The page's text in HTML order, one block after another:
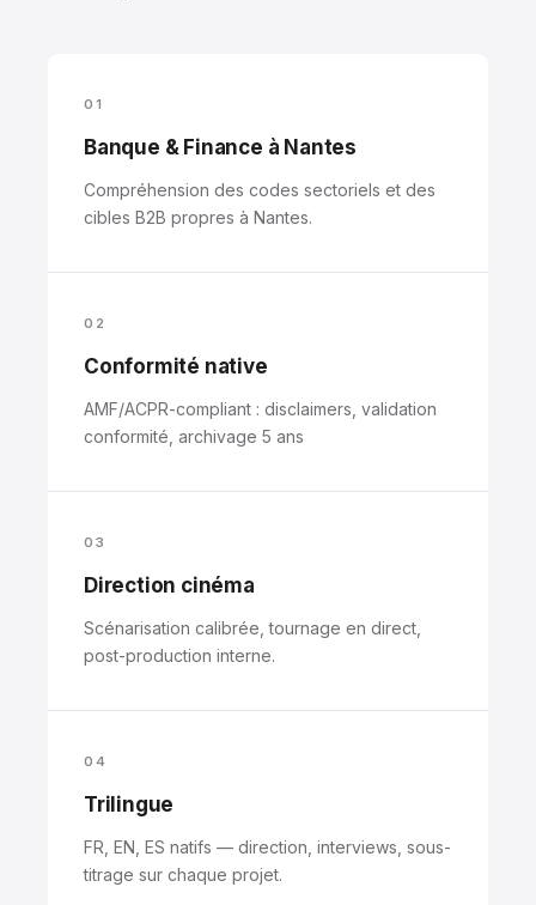
01
Banque & Finance à Nantes
Compréhension des codes sectoriels et des
cibles B2B propres à Nantes.
02
Conformité native
AMF/ACPR-compliant : disclaimers, validation
conformité, archivage 5 ans
03
Direction cinéma
Scénarisation calibrée, tournage en direct,
post-production interne.
04
Trilingue
FR, EN, ES natifs — direction, interviews, sous-
titrage sur chaque projet.